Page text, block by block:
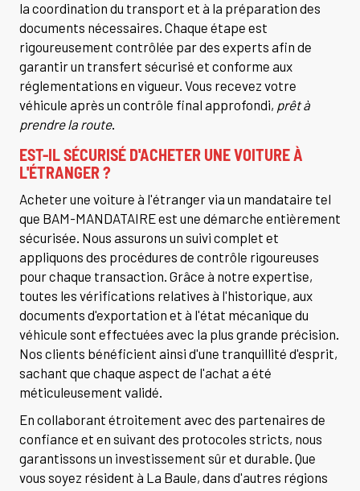
la coordination du transport et à la préparation des
documents nécessaires. Chaque étape est
rigoureusement contrôlée par des experts afin de
garantir un transfert sécurisé et conforme aux
réglementations en vigueur. Vous recevez votre
véhicule après un contrôle final approfondi, prêt à
prendre la route.
EST-IL SÉCURISÉ D'ACHETER UNE VOITURE À
L'ÉTRANGER ?
Acheter une voiture à l'étranger via un mandataire tel
que BAM-MANDATAIRE est une démarche entièrement
sécurisée. Nous assurons un suivi complet et
appliquons des procédures de contrôle rigoureuses
pour chaque transaction. Grâce à notre expertise,
toutes les vérifications relatives à l'historique, aux
documents d'exportation et à l'état mécanique du
véhicule sont effectuées avec la plus grande précision.
Nos clients bénéficient ainsi d'une tranquillité d'esprit,
sachant que chaque aspect de l'achat a été
méticuleusement validé.
En collaborant étroitement avec des partenaires de
confiance et en suivant des protocoles stricts, nous
garantissons un investissement sûr et durable. Que
vous soyez résident à La Baule, dans d'autres régions